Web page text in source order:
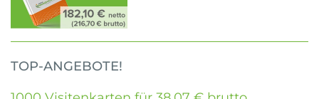
TOP-ANGEBOTE!